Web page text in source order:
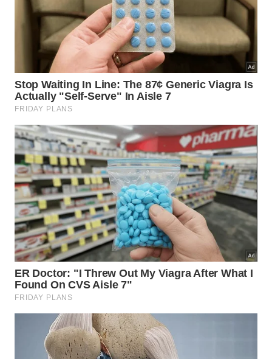
Elementos oferecidos pela prefeitura local
para garantir a sobrevivência e atração de
novos moradores na região:
1
Disponibilização de casas reformadas
sem custo de locação convencional;
2
Vagas de emprego vinculadas à
manutenção das atividades essenciais
da vila;
3
Integração e suporte escolar integral
para os filhos das famílias acolhidas.
Quais são os requisitos necessários
para a candidatura?
Os organizadores buscam candidatos motivados
que realmente compreendam o estilo de vida
fundamental demonstrar flexibilidade profissional e
interesse genuíno em fincar raízes duradouras nesta
pequena comunidade acolhedora, valorizando o